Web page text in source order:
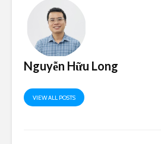
Nguyễn Hữu Long
VIEW ALL POSTS